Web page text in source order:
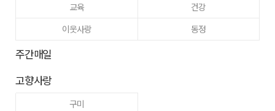
교육
건강
이웃사랑
동정
주간매일
고향사랑
구미